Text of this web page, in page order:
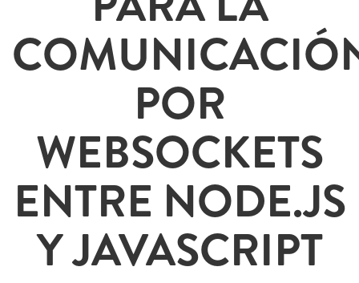
POR
WEBSOCKETS
ENTRE NODE.JS
Y JAVASCRIPT